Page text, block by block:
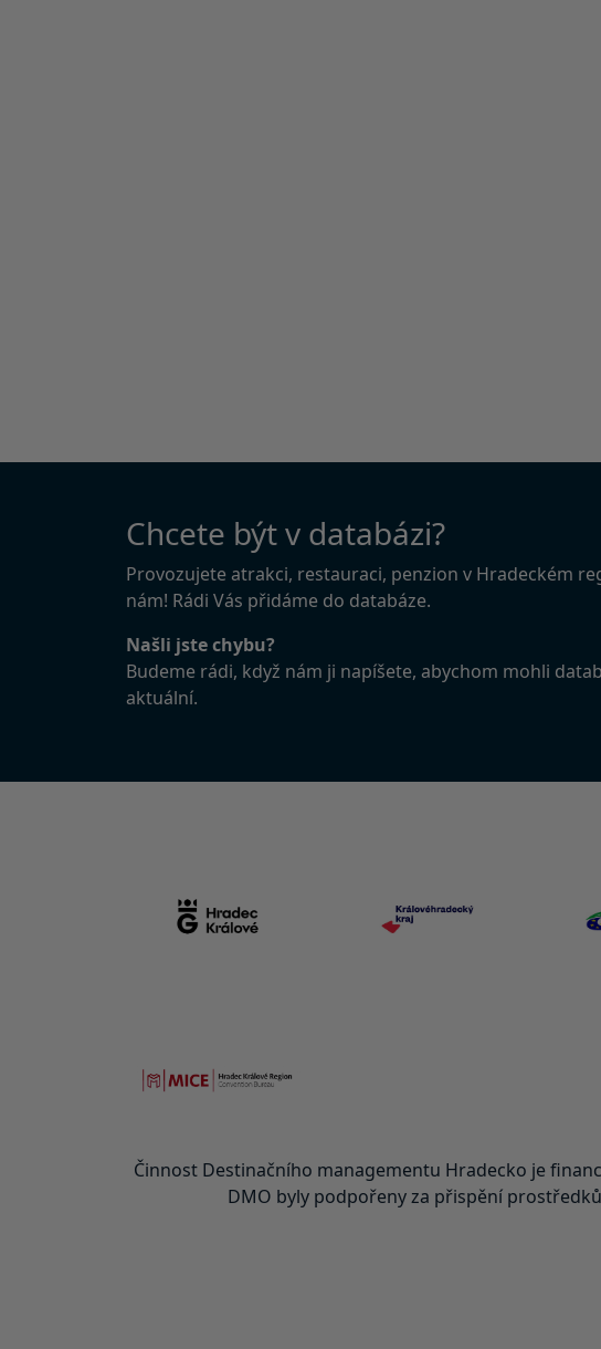
Chcete být v databázi?
Provozujete atrakci, restauraci, penzion v Hradeckém
nám! Rádi Vás přidáme do databáze.
Našli jste chybu?
Budeme rádi, když nám ji napíšete, abychom mohli
aktuální.
Činnost Destinačního managementu Hradecko je
DMO byly podpořeny za přispění